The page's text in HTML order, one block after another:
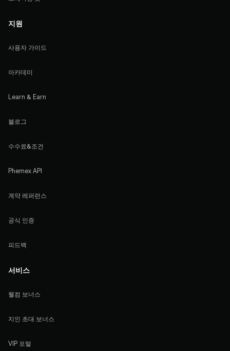
지원
사용자 가이드
아카데미
Learn & Earn
블로그
수수료&조건
Phemex API
계약 레퍼런스
공식 인증
피드백
서비스
웰컴 보너스
지인 초대 보너스
VIP 포털